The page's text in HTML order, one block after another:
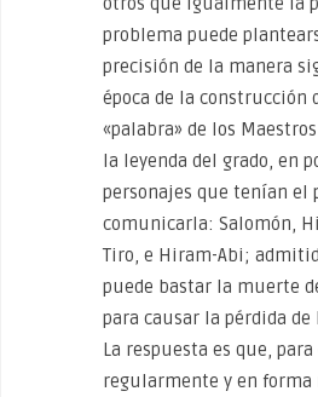
problema puede
precisión de la manera
época de la construcción
«palabra» de los
la leyenda del grado, en
personajes que tenían el
comunicarla: Salomón,
Tiro, e Hiram-Abi;
puede bastar la muerte
para causar la pérdida de
La respuesta es que,
regularmente y en